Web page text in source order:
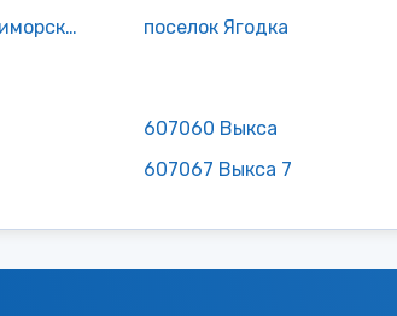
рабочий поселок Шиморское поселок Ягодка
607060 Выкса
607067 Выкса 7